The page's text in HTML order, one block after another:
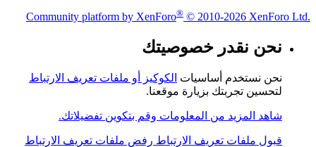
Community platform by XenForo® © 2010-2026 XenForo Ltd.
نحن نقدر خصوصيتك
نحن نستخدم أساسيات الكوكيز أو ملفات تعريف الارتباط
لتحسين تجربتك بزيارة موقعنا.
شاهد المزيد من المعلومات وقم بتكوين تفضيلاتك.
قبول ملفات تعريف الارتباط رفض ملفات تعريف الارتباط